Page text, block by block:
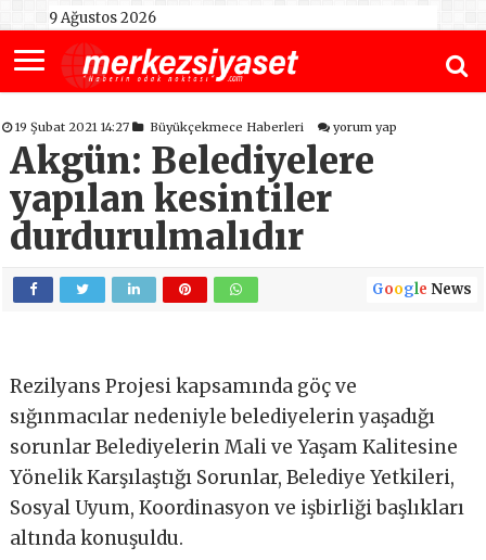
9 Ağustos 2026
19 Şubat 2021 14:27 Büyükçekmece Haberleri yorum yap
Akgün: Belediyelere
yapılan kesintiler
durdurulmalıdır
Google News
Rezilyans Projesi kapsamında göç ve
sığınmacılar nedeniyle belediyelerin yaşadığı
sorunlar Belediyelerin Mali ve Yaşam Kalitesine
Yönelik Karşılaştığı Sorunlar, Belediye Yetkileri,
Sosyal Uyum, Koordinasyon ve işbirliği başlıkları
altında konuşuldu.